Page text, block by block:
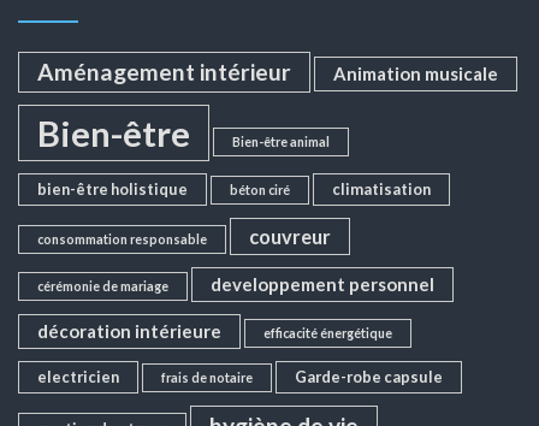
Aménagement intérieur Animation musicale
Bien-être Bien-être animal
bien-être holistique béton ciré climatisation
consommation responsable couvreur
cérémonie de mariage developpement personnel
décoration intérieure efficacité énergétique
electricien frais de notaire Garde-robe capsule